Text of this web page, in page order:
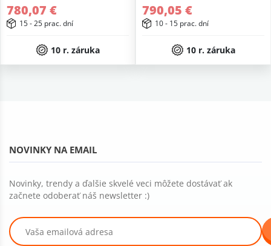
780,07 €
15 - 25 prac. dní
10 r. záruka
790,05 €
10 - 15 prac. dní
10 r. záruka
NOVINKY NA EMAIL
Novinky, trendy a ďalšie skvelé veci môžete dostávať ak
začnete odoberať náš newsletter :)